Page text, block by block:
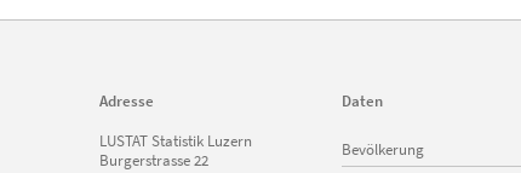
Adresse
LUSTAT Statistik Luzern
Burgerstrasse 22
Daten
Navigation
überspringen
Bevölkerung